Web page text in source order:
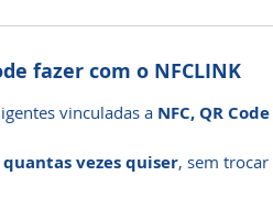
fazer com o NFCLINK
vinculadas a NFC, QR
quantas vezes quiser, sem trocar